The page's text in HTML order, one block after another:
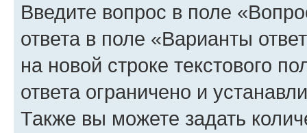
Введите вопрос в поле
ответа в поле «Варианты
на новой строке текстового
ответа ограничено и
Также вы можете задать